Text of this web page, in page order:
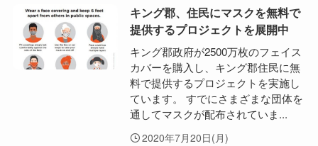
キング郡、住民にマスクを無料で
提供するプロジェクトを展開中
キング郡政府が2500万枚のフェイス
カバーを購入し、キング郡住民に無
料で提供するプロジェクトを実施し
ています。 すでにさまざまな団体を
通してマスクが配布されていま...
2020年7月20日(月)